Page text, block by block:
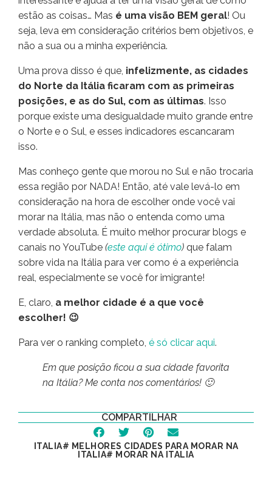
estão as coisas… Mas é uma visão BEM geral! Ou
seja, leva em consideração critérios bem objetivos, e
não a sua ou a minha experiência.
Uma prova disso é que, infelizmente, as cidades
do Norte da Itália ficaram com as primeiras
posições, e as do Sul, com as últimas. Isso
porque existe uma desigualdade muito grande entre
o Norte e o Sul, e esses indicadores escancaram
isso.
Mas conheço gente que morou no Sul e não trocaria
essa região por NADA! Então, até vale levá-lo em
consideração na hora de escolher onde você vai
morar na Itália, mas não o entenda como uma
verdade absoluta. É muito melhor procurar blogs e
canais no YouTube (este aqui é ótimo) que falam
sobre vida na Itália para ver como é a experiência
real, especialmente se você for imigrante!
E, claro, a melhor cidade é a que você
escolher! 😉
Para ver o ranking completo, é só clicar aqui.
Em que posição ficou a sua cidade favorita
na Itália? Me conta nos comentários! 🙂
COMPARTILHAR
ITALIA# MELHORES CIDADES PARA MORAR NA
ITALIA# MORAR NA ITALIA